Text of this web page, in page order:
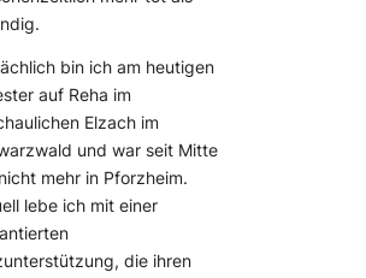
bin ich am heutigen
auf Reha im
Elzach im
und war seit Mitte
mehr in Pforzheim.
lebe ich mit einer
die ihren